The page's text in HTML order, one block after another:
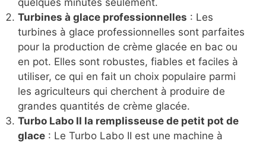
quelques minutes seulement.
Turbines à glace professionnelles : Les
turbines à glace professionnelles sont parfaites
pour la production de crème glacée en bac ou
en pot. Elles sont robustes, fiables et faciles à
utiliser, ce qui en fait un choix populaire parmi
les agriculteurs qui cherchent à produire de
grandes quantités de crème glacée.
Turbo Labo II la remplisseuse de petit pot de
glace : Le Turbo Labo II est une machine à